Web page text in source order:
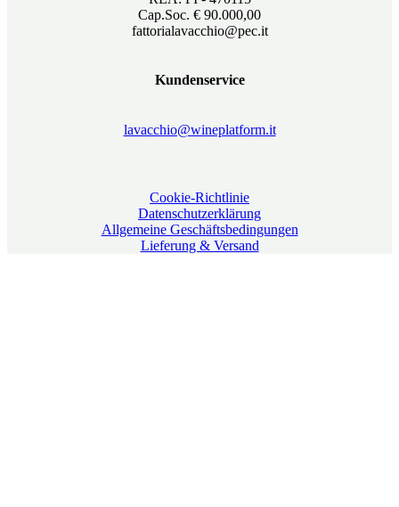
Cap.Soc. € 90.000,00
fattorialavacchio@pec.it
Kundenservice
lavacchio@wineplatform.it
Cookie-Richtlinie
Datenschutzerklärung
Allgemeine Geschäftsbedingungen
Lieferung & Versand